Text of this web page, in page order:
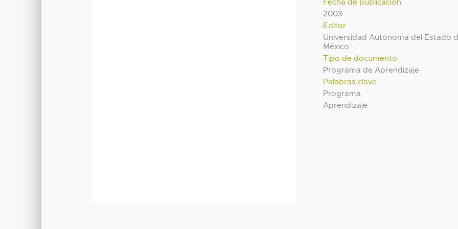
Fecha de publicación
2003
Editor
Universidad Autónoma del Estado
México
Tipo de documento
Programa de Aprendizaje
Palabras clave
Programa
Aprendizaje